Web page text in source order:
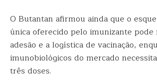
O Butantan afirmou ainda que o
única oferecido pelo imunizante pode
adesão e a logística de vacinação,
imunobiológicos do mercado
três doses.